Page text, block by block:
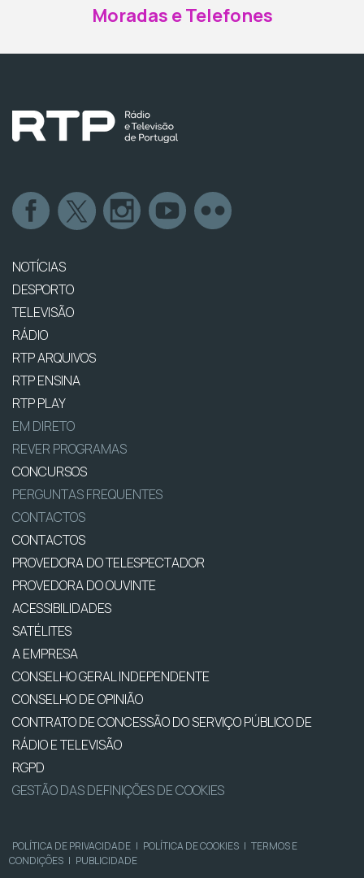
Moradas e Telefones
NOTÍCIAS
DESPORTO
TELEVISÃO
RÁDIO
RTP ARQUIVOS
RTP ENSINA
RTP PLAY
EM DIRETO
REVER PROGRAMAS
CONCURSOS
PERGUNTAS FREQUENTES
CONTACTOS
CONTACTOS
PROVEDORA DO TELESPECTADOR
PROVEDORA DO OUVINTE
ACESSIBILIDADES
SATÉLITES
A EMPRESA
CONSELHO GERAL INDEPENDENTE
CONSELHO DE OPINIÃO
CONTRATO DE CONCESSÃO DO SERVIÇO PÚBLICO DE
RÁDIO E TELEVISÃO
RGPD
GESTÃO DAS DEFINIÇÕES DE COOKIES
POLÍTICA DE PRIVACIDADE | POLÍTICA DE COOKIES | TERMOS E
CONDIÇÕES | PUBLICIDADE